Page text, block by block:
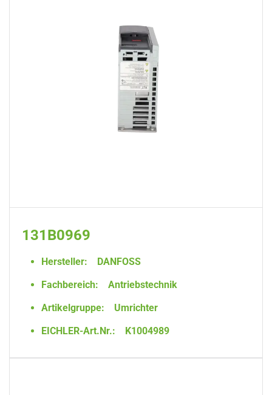
131B0969
Hersteller:
DANFOSS
Fachbereich:
Antriebstechnik
Artikelgruppe:
Umrichter
EICHLER-Art.Nr.:
K1004989